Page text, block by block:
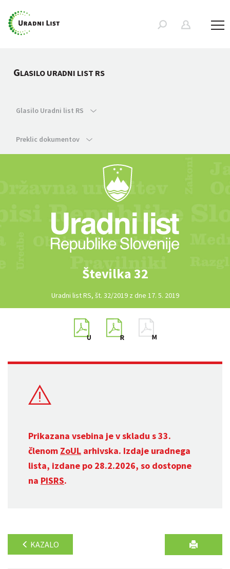
GLASILO URADNI LIST RS
Glasilo Uradni list RS
Preklic dokumentov
Številka 32
Uradni list RS, št. 32/2019 z dne 17. 5. 2019
Prikazana vsebina je v skladu s 33.
členom ZoUL arhivska. Izdaje uradnega
lista, izdane po 28.2.2026, so dostopne
na PISRS.
KAZALO